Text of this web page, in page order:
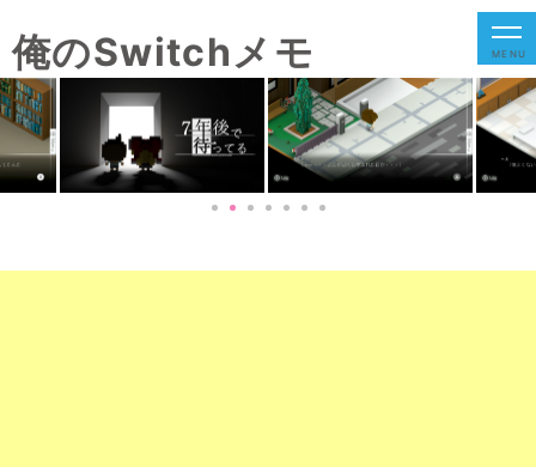
俺のSwitchメモ MENU